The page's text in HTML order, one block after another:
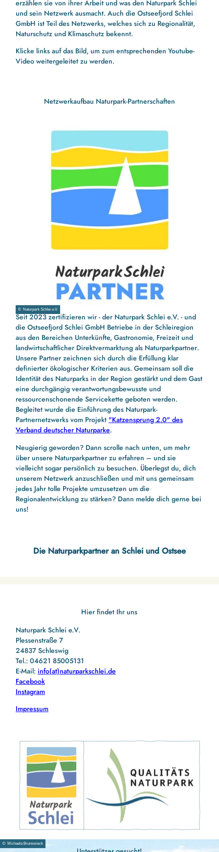
erzählen sie von ihrer Arbeit und was den Naturpark Schlei
und sein Netzwerk ausmacht. Auch die Ostseefjord Schlei
GmbH ist Teil des Netzwerks, welches sich zu Regionalität,
Naturschutz und Klimaschutz bekennt.
Klicke links auf das Bild, um zum entsprechenden Youtube-
Video weitergeleitet zu werden.
Netzwerkaufbau Naturpark-Partnerschaften
© Naturpark Schlei e.V.
Seit 2023 zertifizieren wir - der Naturpark Schlei e.V. - und
die Ostseefjord Schlei GmbH Betriebe in der Schleiregion
aus den Bereichen Unterkünfte, Gastronomie, Freizeit und
landwirtschaftlicher Direktvermarktung als Naturparkpartner.
Unsere Partner zeichnen sich durch die Erfüllung klar
definierter ökologischer Kriterien aus. Gemeinsam soll die
Identität des Naturparks in der Region gestärkt und dem Gast
eine durchgängig verantwortungsbewusste und
ressourcenschonende Servicekette geboten werden.
Begleitet wurde die Einführung des Naturpark-
Partnernetzwerks vom Projekt "Katzensprung 2.0" des
Verband deutscher Naturparke.
Neugierig geworden? Dann scrolle nach unten, um mehr
über unsere Naturparkpartner zu erfahren – und sie
vielleicht sogar persönlich zu besuchen. Überlegst du, dich
unserem Netzwerk anzuschließen und mit uns gemeinsam
jedes Jahr tolle Projekte umzusetzen um die
Regionalentwicklung zu stärken? Dann melde dich gerne bei
uns!
Die Naturparkpartner an Schlei und Ostsee
Hier findet Ihr uns
Naturpark Schlei e.V.
Plessenstraße 7
24837 Schleswig
Tel.: 04621 85005131
E-Mail: info(at)naturparkschlei.de
Facebook
Instagram
Impressum
© Michaela Brunswieck